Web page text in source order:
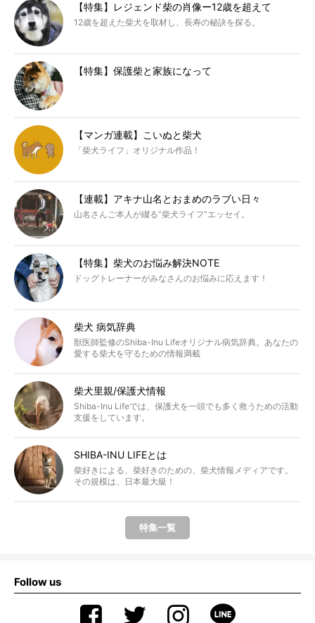
【特集】レジェンド柴の肖像ー12歳を超えて
12歳を超えた柴犬を取材し、長寿の秘訣を探る。
【特集】保護柴と家族になって
【マンガ連載】こいぬと柴犬
「柴犬ライフ」オリジナル作品！
【連載】アキナ山名とおまめのラブい日々
山名さんご本人が綴る“柴犬ライフ”エッセイ。
【特集】柴犬のお悩み解決NOTE
ドッグトレーナーがみなさんのお悩みに応えます！
柴犬 病気辞典
獣医師監修のShiba-Inu Lifeオリジナル病気辞典。あなたの
愛する柴犬を守るための情報満載
柴犬里親/保護犬情報
Shiba-Inu Lifeでは、保護犬を一頭でも多く救うための活動
支援をしています。
SHIBA-INU LIFEとは
柴好きによる、柴好きのための、柴犬情報メディアです。
その規模は、日本最大級！
特集一覧
Follow us